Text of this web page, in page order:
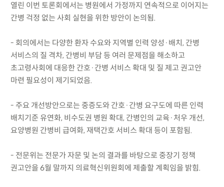
열린 이번 토론회에서는 병원에서 가정까지 연속적으로 이어지는
간병 걱정 없는 사회 실현을 위한 방안이 논의됨.
- 회의에서는 다양한 환자 수요와 지역별 인력 양성·배치, 간병
서비스의 질 격차, 간병비 부담 등 여러 문제점을 해소하고
초고령사회에 대응한 간호·간병 서비스 확대 및 질 제고 권고안
마련 필요성이 제기되었음.
- 주요 개선방안으로는 중증도와 간호·간병 요구도에 따른 인력
배치기준 유연화, 비수도권 병원 확대, 간병인의 교육·처우 개선,
요양병원 간병비 급여화, 재택간호 서비스 확대 등이 포함됨.
- 전문위는 전문가 자문 및 논의 결과를 바탕으로 중장기 정책
권고안을 6월 말까지 의료혁신위원회에 제출할 계획임을 밝힘.